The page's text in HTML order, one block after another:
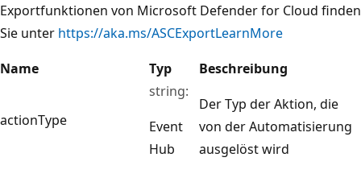
Exportfunktionen von Microsoft Defender for Cloud finden
Sie unter https://aka.ms/ASCExportLearnMore
Name
Typ Beschreibung
actionType
string:
Event
Hub
Der Typ der Aktion, die
von der Automatisierung
ausgelöst wird